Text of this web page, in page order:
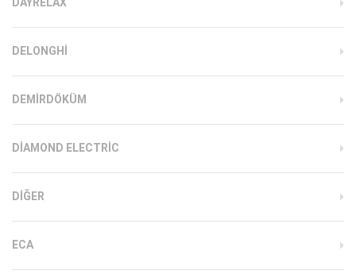
DELONGHI
DEMIRDÖKÜM
DIAMOND ELECTRIC
DIĞER
ECA